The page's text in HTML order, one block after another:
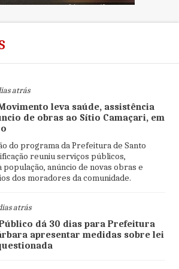
atrás
leva saúde, assistência
de obras ao Sítio Camaçari, em
do programa da Prefeitura de Santo
reuniu serviços públicos,
população, anúncio de novas obras e
dos moradores da comunidade.
atrás
dá 30 dias para Prefeitura
apresentar medidas sobre lei